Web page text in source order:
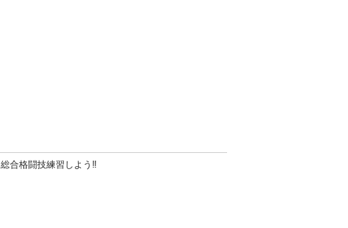
総合格闘技練習しよう‼️